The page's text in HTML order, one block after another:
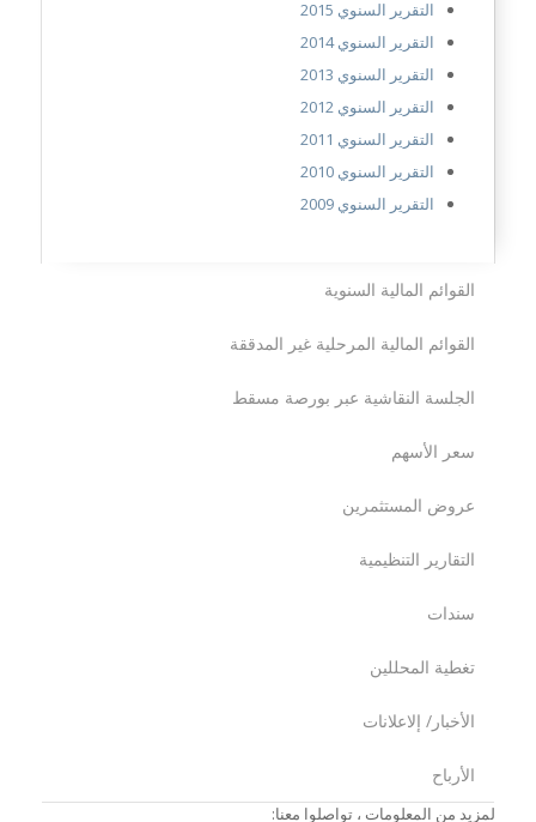
التقرير السنوي 2015
التقرير السنوي 2014
التقرير السنوي 2013
التقرير السنوي 2012
التقرير السنوي 2011
التقرير السنوي 2010
التقرير السنوي 2009
القوائم المالية السنوية
القوائم المالية المرحلية غير المدققة
الجلسة النقاشیة عبر بورصة مسقط
سعر الأسهم
عروض المستثمرين
التقارير التنظيمية
سندات
تغطية المحللين
الأخبار/ إلاعلانات
الأرباح
لمزيد من المعلومات ، تواصلوا معنا: